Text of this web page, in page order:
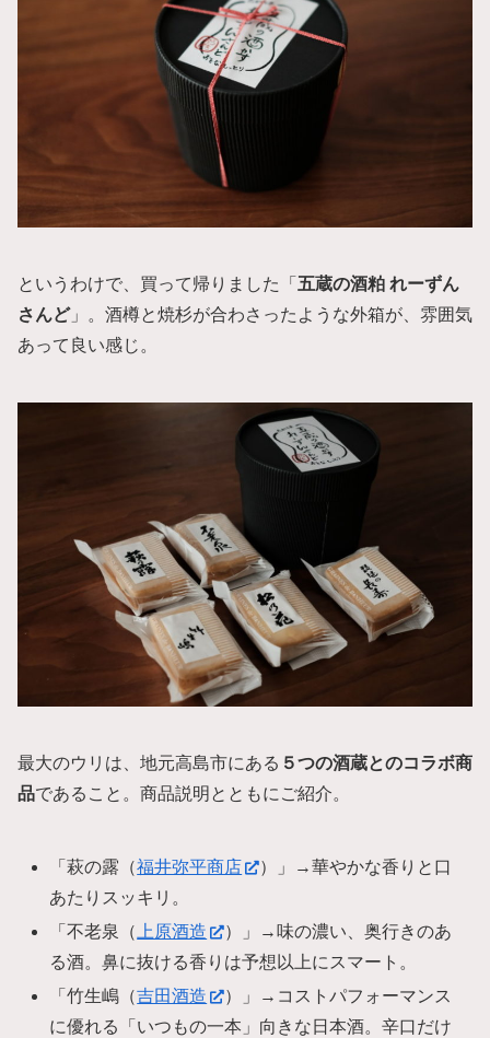
というわけで、買って帰りました「 五蔵の酒粕 れーずん
さんど」。酒樽と焼杉が合わさったような外箱が、雰囲気
あって良い感じ。
最大のウリは、地元高島市にある ５つの酒蔵とのコラボ商
品であること。商品説明とともにご紹介。
「萩の露（福井弥平商店
）」→華やかな香りと口
あたりスッキリ。
「不老泉（ 上原酒造
）」→味の濃い、奥行きのあ
る酒。鼻に抜ける香りは予想以上にスマート。
「竹生嶋（吉田酒造
）」→コストパフォーマンス
に優れる「いつもの一本」向きな日本酒。辛口だけ